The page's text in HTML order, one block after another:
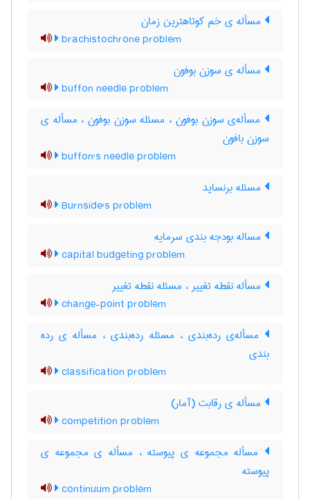
مسأله ی خم کوتاهترین زمان
brachistochrone problem
مسأله ی سوزن بوفون
buffon needle problem
مسأله‌ی سوزن بوفون ، مسئله سوزن بوفون ، مسأله ی
سوزن بافون
buffon's needle problem
مسئله برنساید
Burnside's problem
مساله بودجه بندی سرمایه
capital budgeting problem
مسأله نقطه تغییر ، مسئله نقطه تغییر
change-point problem
مسأله‌ی رده‌بندی ، مسئله رده‌بندی ، مسأله ی رده
بندی
classification problem
مسأله ی رقابت (آمار)
competition problem
مسأله مجموعه ی پیوسته ، مسأله ی مجموعه ی
پیوسته
continuum problem